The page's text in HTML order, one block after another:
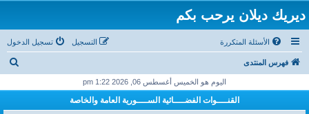
ديريك ديلان يرحب بكم
الأسئلة المتكررة تسجيل الدخول التسجيل
فهرس المنتدى
اليوم هو الخميس أغسطس 06, 2026 1:22 pm
القنــــوات الفضــــائية الســــورية العامة والخاصة